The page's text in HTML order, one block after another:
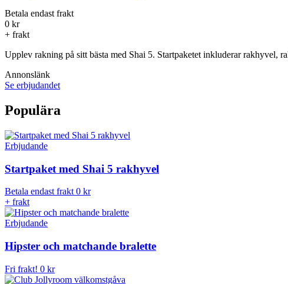
Betala endast frakt
0 kr
+ frakt
Upplev rakning på sitt bästa med Shai 5. Startpaketet inkluderar rakhyvel,
Annonslänk
Se erbjudandet
Populära
Erbjudande
Startpaket med Shai 5 rakhyvel
Betala endast frakt 0 kr
+ frakt
Erbjudande
Hipster och matchande bralette
Fri frakt! 0 kr